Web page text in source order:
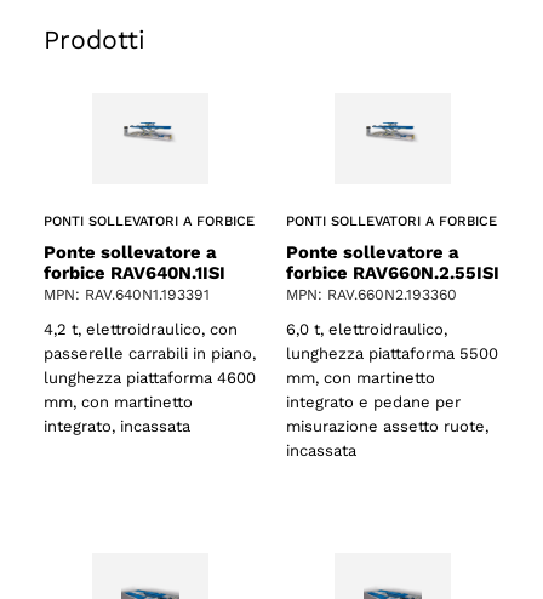
Prodotti
PONTI SOLLEVATORI A FORBICE
Ponte sollevatore a
forbice RAV640N.1ISI
MPN: RAV.640N1.193391
4,2 t, elettroidraulico, con
passerelle carrabili in piano,
lunghezza piattaforma 4600
mm, con martinetto
integrato, incassata
PONTI SOLLEVATORI A FORBICE
Ponte sollevatore a
forbice RAV660N.2.55ISI
MPN: RAV.660N2.193360
6,0 t, elettroidraulico,
lunghezza piattaforma 5500
mm, con martinetto
integrato e pedane per
misurazione assetto ruote,
incassata